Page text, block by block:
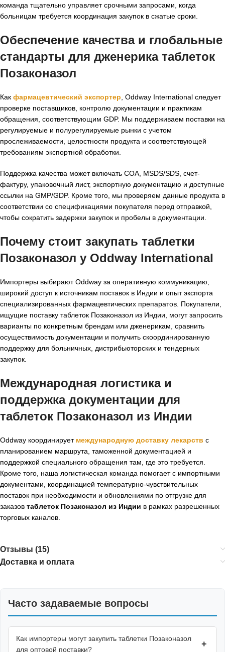
команда тщательно управляет срочными запросами, когда
больницам требуется координация закупок в сжатые сроки.
Обеспечение качества и глобальные
стандарты для дженерика таблеток
Позаконазол
Как фармацевтический экспортер , Oddway International следует
проверке поставщиков, контролю документации и практикам
обращения, соответствующим GDP. Мы поддерживаем поставки на
регулируемые и полурегулируемые рынки с учетом
прослеживаемости, целостности продукта и соответствующей
требованиям экспортной обработки.
Поддержка качества может включать COA, MSDS/SDS, счет-
фактуру, упаковочный лист, экспортную документацию и доступные
ссылки на GMP/GDP. Кроме того, мы проверяем данные продукта в
соответствии со спецификациями покупателя перед отправкой,
чтобы сократить задержки закупок и пробелы в документации.
Почему стоит закупать таблетки
Позаконазол у Oddway International
Импортеры выбирают Oddway за оперативную коммуникацию,
широкий доступ к источникам поставок в Индии и опыт экспорта
специализированных фармацевтических препаратов. Покупатели,
ищущие поставку таблеток Позаконазол из Индии, могут запросить
варианты по конкретным брендам или дженерикам, сравнить
осуществимость документации и получить скоординированную
поддержку для больничных, дистрибьюторских и тендерных
закупок.
Международная логистика и
поддержка документации для
таблеток Позаконазол из Индии
Oddway координирует международную доставку лекарств с
планированием маршрута, таможенной документацией и
поддержкой специального обращения там, где это требуется.
Кроме того, наша логистическая команда помогает с импортными
документами, координацией температурно-чувствительных
поставок при необходимости и обновлениями по отгрузке для
заказов таблеток Позаконазол из Индии в рамках разрешенных
торговых каналов.
Отзывы (15)
Доставка и оплата
Часто задаваемые вопросы
Как импортеры могут закупить таблетки Позаконазол
для оптовой поставки?
+